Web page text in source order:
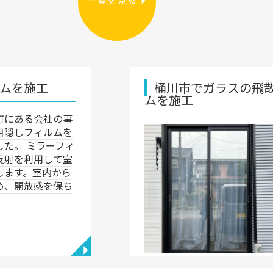
桶川市でガラスの飛散防止と目隠
ムを施工
本日は、桶川
と目隠し対策
ィルムを施工
回施工させて
視透過率が約
ミラータイプ
…